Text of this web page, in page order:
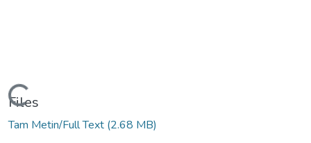
Files
Tam Metin/Full Text (2.68 MB)